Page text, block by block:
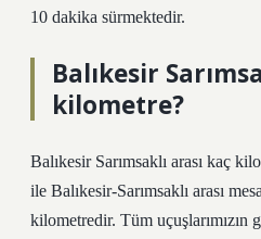
10 dakika sürmektedir.
Balıkesir
kilometre?
Balıkesir Sarımsaklı arası kaç
ile Balıkesir-Sarımsaklı arası
kilometredir. Tüm uçuşlarımızın